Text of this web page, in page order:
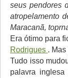
seus pendores
atropelamento
Maracanã,
Era ótimo para
Rodrigues .
Tudo isso
palavra inglesa